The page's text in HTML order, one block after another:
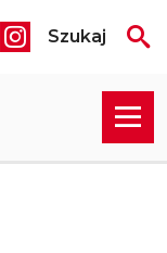
treści
media
Szukaj